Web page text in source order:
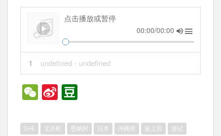
点击播放或暂停
00:00/00:00
1 undefined - undefined
W
C
Si
a u
SHE 北谷町 恩納村 日本 沖縄県 波上宮
游记